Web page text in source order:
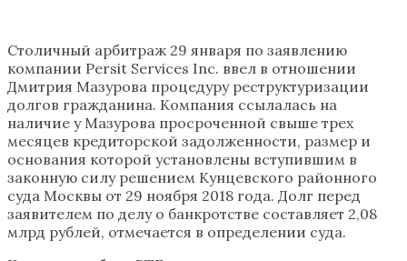
Столичный арбитраж 29 января по заявлению
компании Persit Services Inc. ввел в отношении
Дмитрия Мазурова процедуру реструктуризации
долгов гражданина. Компания ссылалась на
наличие у Мазурова просроченной свыше трех
месяцев кредиторской задолженности, размер и
основания которой установлены вступившим в
законную силу решением Кунцевского районного
суда Москвы от 29 ноября 2018 года. Долг перед
заявителем по делу о банкротстве составляет 2,08
млрд рублей, отмечается в определении суда.